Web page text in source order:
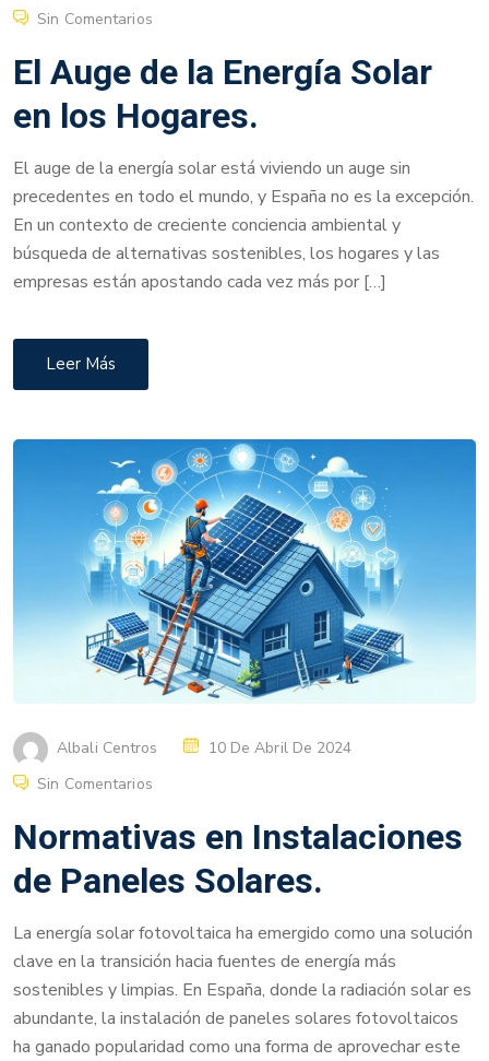
Sin Comentarios
El Auge de la Energía Solar
en los Hogares.
El auge de la energía solar está viviendo un auge sin
precedentes en todo el mundo, y España no es la excepción.
En un contexto de creciente conciencia ambiental y
búsqueda de alternativas sostenibles, los hogares y las
empresas están apostando cada vez más por […]
Leer Más
Albali Centros
10 De Abril De 2024
Sin Comentarios
Normativas en Instalaciones
de Paneles Solares.
La energía solar fotovoltaica ha emergido como una solución
clave en la transición hacia fuentes de energía más
sostenibles y limpias. En España, donde la radiación solar es
abundante, la instalación de paneles solares fotovoltaicos
ha ganado popularidad como una forma de aprovechar este